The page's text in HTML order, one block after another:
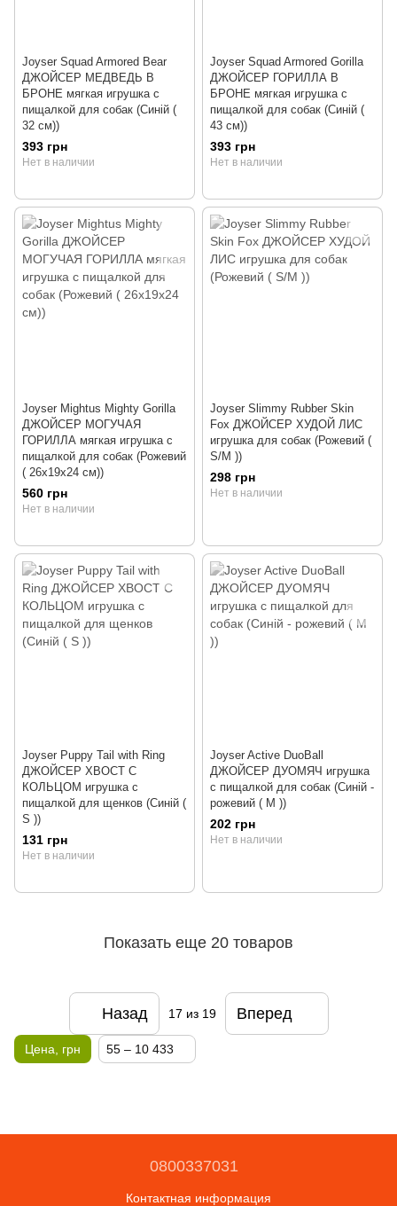
Joyser Squad Armored Bear
ДЖОЙСЕР МЕДВЕДЬ В
БРОНЕ мягкая игрушка с
пищалкой для собак (Cиній (
32 см))
393 грн
Нет в наличии
Joyser Squad Armored Gorilla
ДЖОЙСЕР ГОРИЛЛА В
БРОНЕ мягкая игрушка с
пищалкой для собак (Cиній (
43 см))
393 грн
Нет в наличии
Joyser Mightus Mighty Gorilla
ДЖОЙСЕР МОГУЧАЯ
ГОРИЛЛА мягкая игрушка с
пищалкой для собак (Рожевий
( 26х19х24 см))
560 грн
Нет в наличии
Joyser Slimmy Rubber Skin
Fox ДЖОЙСЕР ХУДОЙ ЛИС
игрушка для собак (Рожевий (
S/M ))
298 грн
Нет в наличии
Joyser Puppy Tail with Ring
ДЖОЙСЕР ХВОСТ С
КОЛЬЦОМ игрушка с
пищалкой для щенков (Cиній (
S ))
131 грн
Нет в наличии
Joyser Active DuoBall
ДЖОЙСЕР ДУОМЯЧ игрушка
с пищалкой для собак (Синій -
рожевий ( M ))
202 грн
Нет в наличии
Показать еще 20 товаров
Назад 17 из 19 Вперед
Цена, грн 55 – 10 433
0800337031
Контактная информация